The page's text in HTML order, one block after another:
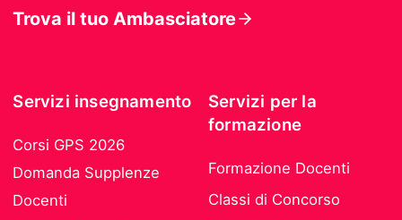
Trova il tuo Ambasciatore
Servizi insegnamento
Corsi GPS 2026
Domanda Supplenze
Docenti
Servizi per la
formazione
Formazione Docenti
Classi di Concorso